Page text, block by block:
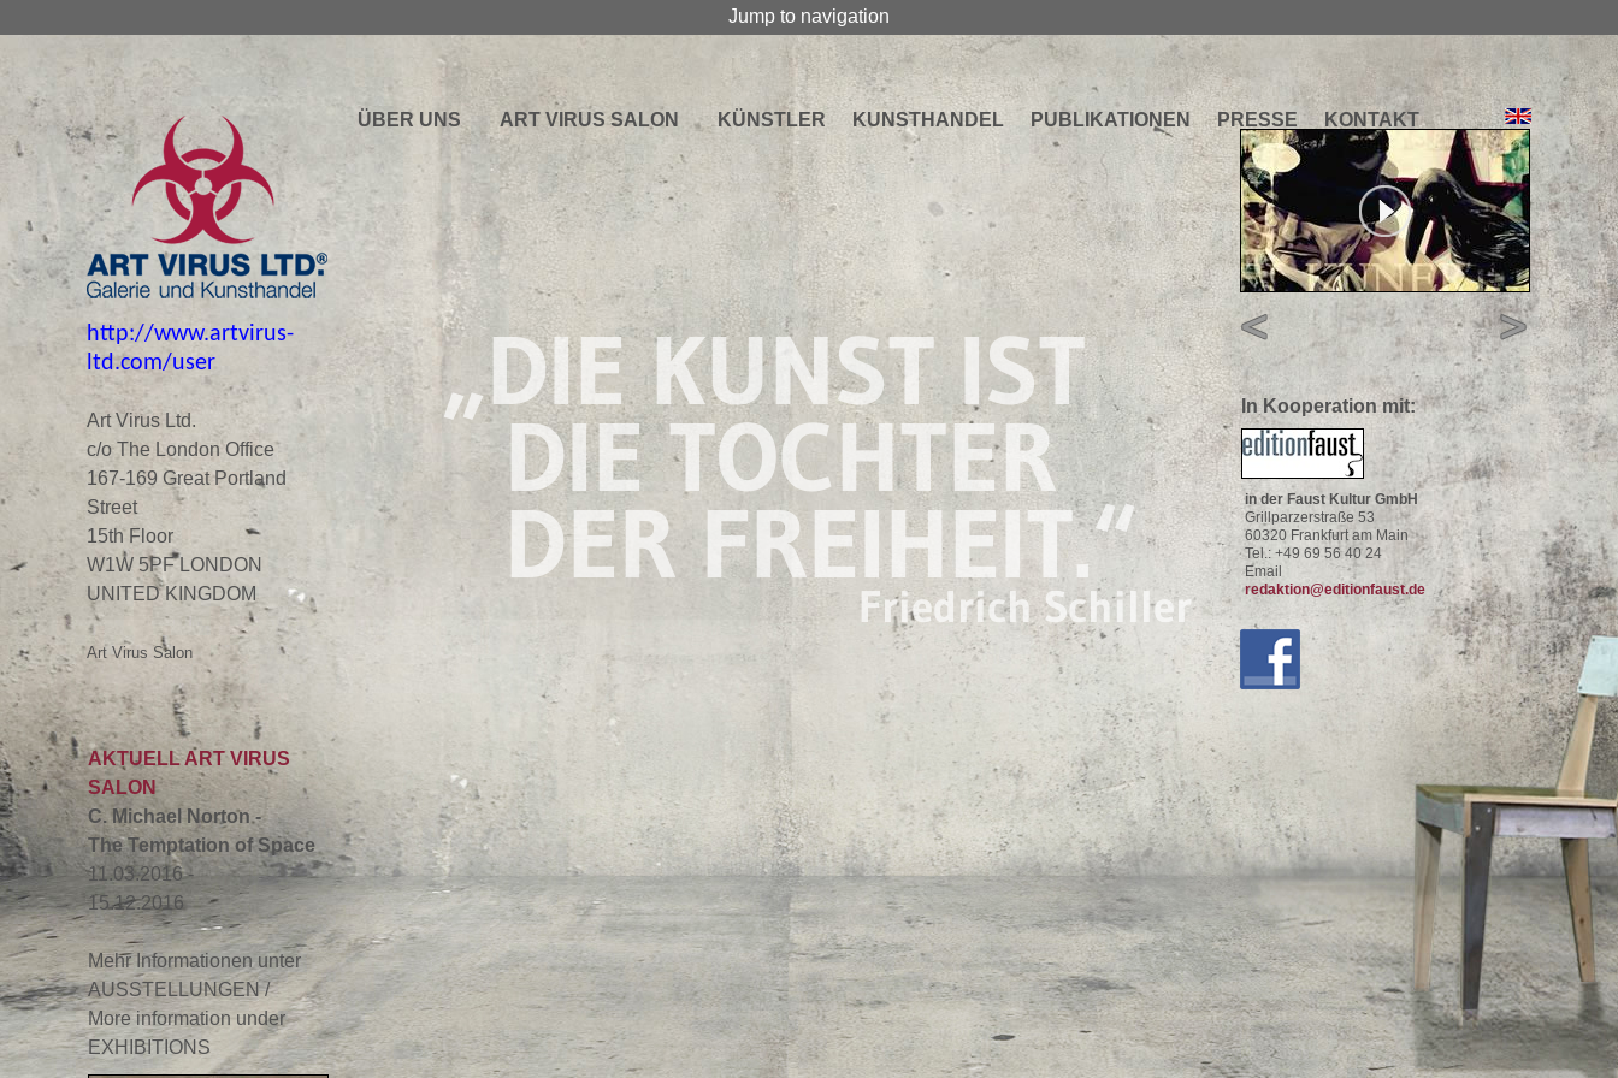
Jump to navigation
http://www.artvirus-
ltd.com/user
Art Virus Ltd.
c/o The London Office
167-169 Great Portland
Street
15th Floor
W1W 5PF LONDON
UNITED KINGDOM
Art Virus Salon
AKTUELL ART VIRUS
SALON
C. Michael Norton -
The Temptation of Space
11.03.2016 -
15.12.2016
Mehr Informationen unter
AUSSTELLUNGEN /
More information under
EXHIBITIONS
ÜBER UNS ART VIRUS SALON KÜNSTLER KUNSTHANDEL PUBLIKATIONEN PRESSE KONTAKT
In Kooperation mit:
in der Faust Kultur GmbH
Grillparzerstraße 53
60320 Frankfurt am Main
Tel.: +49 69 56 40 24
Email
redaktion@editionfaust.de
„DIE KUNST IST
DIE TOCHTER
DER FREIHEIT.“
Friedrich Schiller